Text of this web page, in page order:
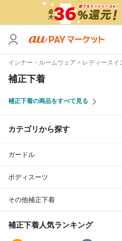
インナー・ルームウェア レディースイ
補正下着
補正下着の商品をすべて見る
カテゴリから探す
ガードル
ボディスーツ
その他補正下着
補正下着人気ランキング
カテゴリ
価格
Pontaパス特典対象すべて
サンキュー配送対象
キーワード